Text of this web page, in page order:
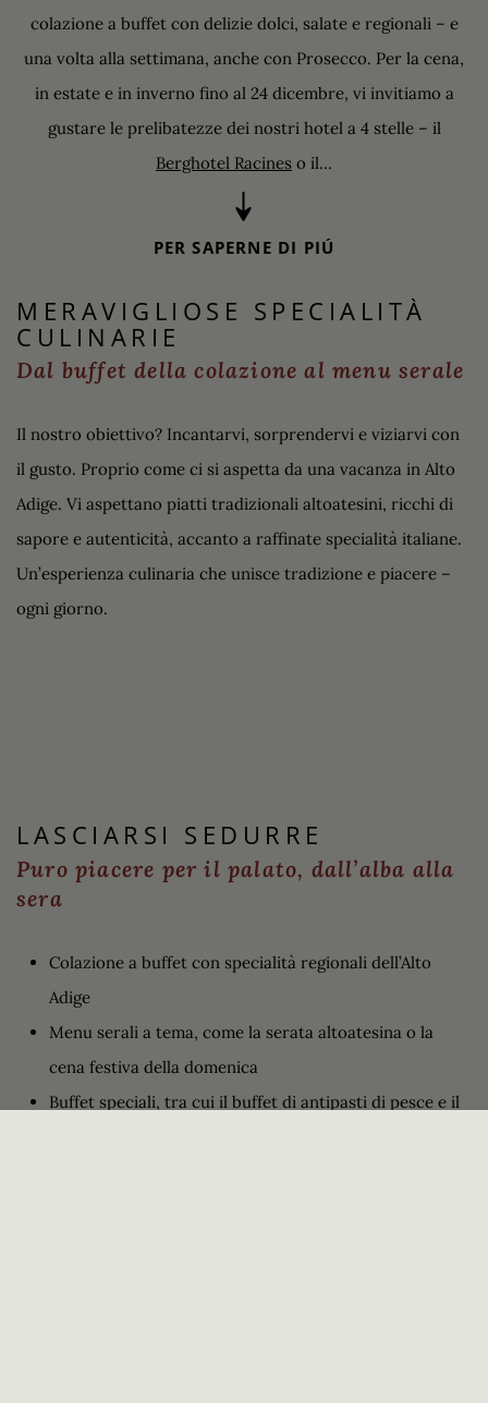
colazione a buffet con delizie dolci, salate e regionali – e
una volta alla settimana, anche con Prosecco. Per la cena,
in estate e in inverno fino al 24 dicembre, vi invitiamo a
gustare le prelibatezze dei nostri hotel a 4 stelle – il
Berghotel Racines o il...
PER SAPERNE DI PIÚ
MERAVIGLIOSE SPECIALITÀ
CULINARIE
Dal buffet della colazione al menu serale
Il nostro obiettivo? Incantarvi, sorprendervi e viziarvi con
il gusto. Proprio come ci si aspetta da una vacanza in Alto
Adige. Vi aspettano piatti tradizionali altoatesini, ricchi di
sapore e autenticità, accanto a raffinate specialità italiane.
Un’esperienza culinaria che unisce tradizione e piacere –
ogni giorno.
LASCIARSI SEDURRE
Puro piacere per il palato, dall’alba alla
sera
Colazione a buffet con specialità regionali dell’Alto
Adige
Menu serali a tema, come la serata altoatesina o la
cena festiva della domenica
Buffet speciali, tra cui il buffet di antipasti di pesce e il